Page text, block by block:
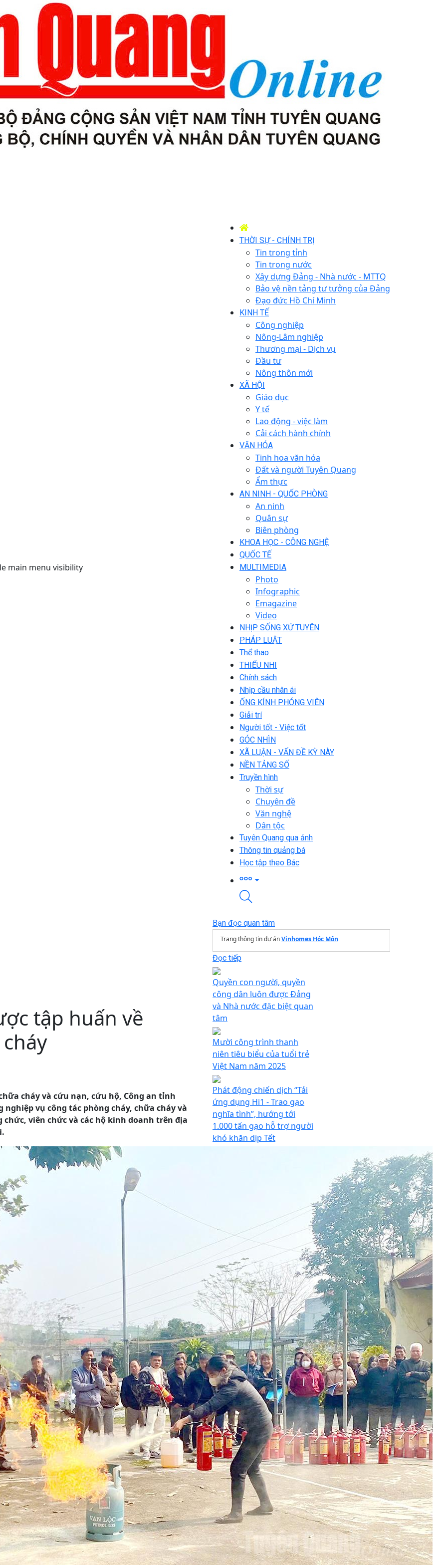
main menu visibility
THỜI SỰ - CHÍNH TRỊ
Tin trong tỉnh
Tin trong nước
Xây dựng Đảng - Nhà nước - MTTQ
Bảo vệ nền tảng tư tưởng của Đảng
Đạo đức Hồ Chí Minh
KINH TẾ
Công nghiệp
Nông-Lâm nghiệp
Thương mại - Dịch vụ
Đầu tư
Nông thôn mới
XÃ HỘI
Giáo dục
Y tế
Lao động - việc làm
Cải cách hành chính
VĂN HÓA
Tinh hoa văn hóa
Đất và người Tuyên Quang
Ẩm thực
AN NINH - QUỐC PHÒNG
An ninh
Quân sự
Biên phòng
KHOA HỌC - CÔNG NGHỆ
QUỐC TẾ
MULTIMEDIA
Photo
Infographic
Emagazine
Video
NHỊP SỐNG XỨ TUYÊN
PHÁP LUẬT
Thể thao
THIẾU NHI
Chính sách
Nhịp cầu nhân ái
ỐNG KÍNH PHÓNG VIÊN
Giải trí
Người tốt - Việc tốt
GÓC NHÌN
XÃ LUẬN - VẤN ĐỀ KỲ NÀY
NỀN TẢNG SỐ
Truyền hình
Thời sự
Chuyên đề
Văn nghệ
Dân tộc
Tuyên Quang qua ảnh
Thông tin quảng bá
Học tập theo Bác
tập huấn về
cháy và cứu nạn, cứu hộ, Công an tỉnh
vụ công tác phòng cháy, chữa cháy và
viên chức và các hộ kinh doanh trên địa
Bạn đọc quan tâm
Trang thông tin dự ánVinhomes Hóc Môn
Đọc tiếp
Quyền con người, quyền
công dân luôn được Đảng
và Nhà nước đặc biệt quan
tâm
Mười công trình thanh
niên tiêu biểu của tuổi trẻ
Việt Nam năm 2025
Phát động chiến dịch “Tải
ứng dụng Hi1 - Trao gạo
nghĩa tình”, hướng tới
1.000 tấn gạo hỗ trợ người
khó khăn dịp Tết